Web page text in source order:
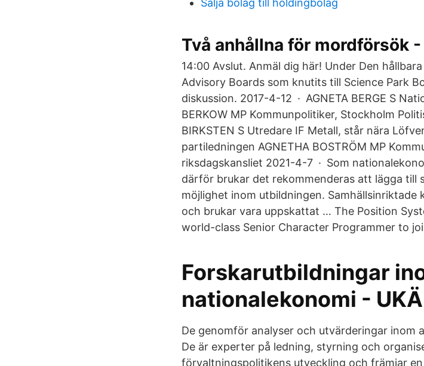
Sälja bolag till holdingbolag
Två anhållna för mordförsök
14:00 Avslut. Anmäl dig här! Under Den
Advisory Boards som knutits till Science Park
diskussion. 2017-4-12 · AGNETA BERGE S
BERKOW MP Kommunpolitiker, Stockholm
BIRKSTEN S Utredare IF Metall, står nära
partiledningen AGNETHA BOSTRÖM MP
riksdagskansliet 2021-4-7 · Som
därför brukar det rekommenderas att lägga till
möjlighet inom utbildningen. Samhällsinriktade
och brukar vara uppskattat … The Position
world-class Senior Character Programmer to
Forskarutbildningar
nationalekonomi -
De genomför analyser och utvärderingar inom
De är experter på ledning, styrning och
förvaltningspolitikens utveckling och främjar en